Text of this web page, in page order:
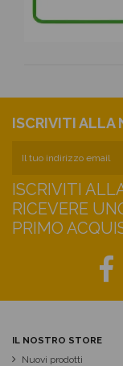
ISCRIVITI ALLA
ISCRIVITI
RICEVERE
PRIMO
IL NOSTRO STORE
Nuovi prodotti